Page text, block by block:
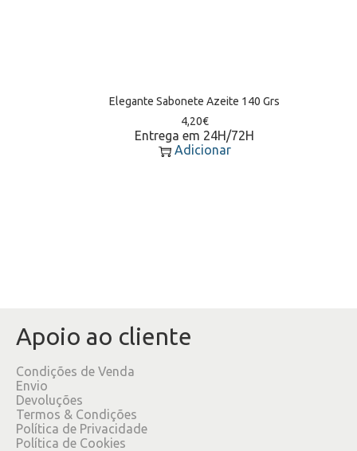
Elegante Sabonete Azeite 140 Grs
4,20€
Entrega em 24H/72H
Adicionar
Apoio ao cliente
Condições de Venda
Envio
Devoluções
Termos & Condições
Política de Privacidade
Política de Cookies